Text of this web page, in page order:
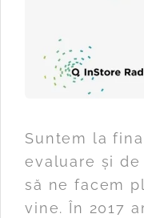
Suntem la
evaluare și
să ne facem
vine. În 2017